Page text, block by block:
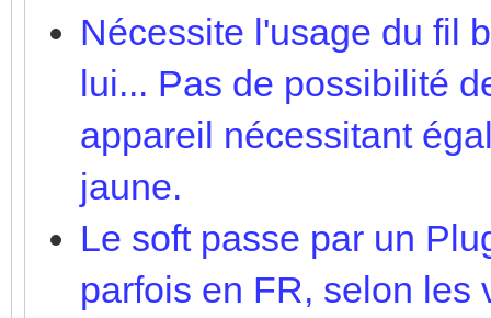
Nécessite l'usage du fil
lui... Pas de possibilité
appareil nécessitant
jaune.
Le soft passe par un
parfois en FR, selon les